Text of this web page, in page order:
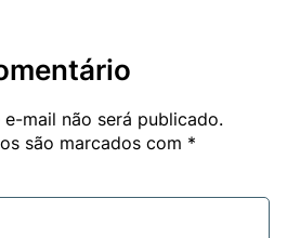
mail não será publicado.
são marcados com *